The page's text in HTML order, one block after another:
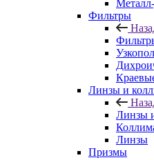
Фильтры
Линзы и
Линзы
Линзы
Призмы